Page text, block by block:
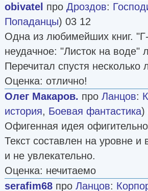
obivatel про Дроздов:
Попаданцы) 03 12
Одна из любимейших книг.
неудачное: "Листок на воде"
Перечитал спустя несколько
Оценка: отлично!
Олег Макаров. про Ланцов:
история, Боевая фантастика)
Офигенная идея
Текст составлен на уровне и
и не увлекательно.
Оценка: нечитаемо
serafim68 про Ланцов: